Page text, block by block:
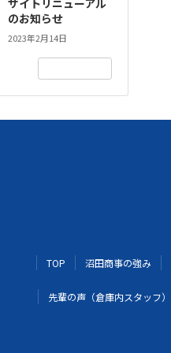
サイトリニューアル
のお知らせ
2023年2月14日
TOP 沼田商事の強み
先輩の声（倉庫内スタッフ）